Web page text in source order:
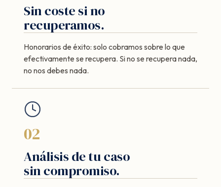
Sin coste si no
recuperamos.
Honorarios de éxito: solo cobramos sobre lo que
efectivamente se recupera. Si no se recupera nada,
no nos debes nada.
02
Análisis de tu caso
sin compromiso.